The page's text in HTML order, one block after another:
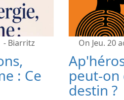
- Biarritz
: Ce
On Jeu. 20
peut-on
destin ?